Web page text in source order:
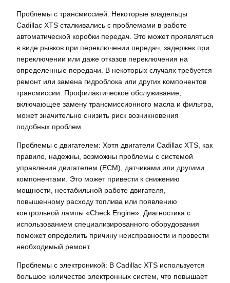
Проблемы с трансмиссией: Некоторые владельцы
Cadillac XTS сталкивались с проблемами в работе
автоматической коробки передач. Это может проявляться
в виде рывков при переключении передач, задержек при
переключении или даже отказов переключения на
определенные передачи. В некоторых случаях требуется
ремонт или замена гидроблока или других компонентов
трансмиссии. Профилактическое обслуживание,
включающее замену трансмиссионного масла и фильтра,
может значительно снизить риск возникновения
подобных проблем.
Проблемы с двигателем: Хотя двигатели Cadillac XTS, как
правило, надежны, возможны проблемы с системой
управления двигателем (ECM), датчиками или другими
компонентами. Это может привести к снижению
мощности, нестабильной работе двигателя,
повышенному расходу топлива или появлению
контрольной лампы «Check Engine». Диагностика с
использованием специализированного оборудования
поможет определить причину неисправности и провести
необходимый ремонт.
Проблемы с электроникой: В Cadillac XTS используется
большое количество электронных систем, что повышает